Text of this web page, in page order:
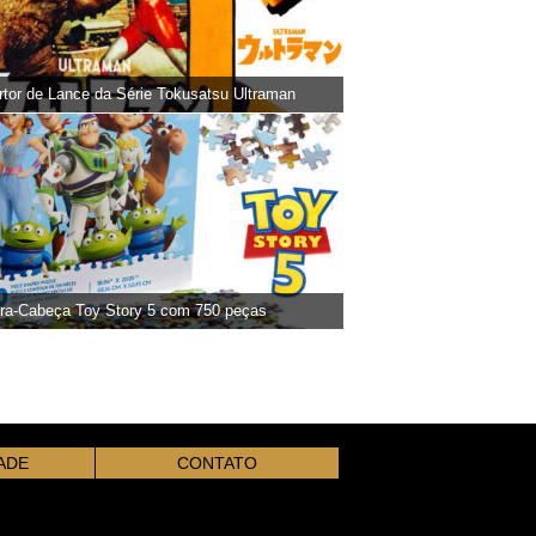
de Lance da Série Tokusatsu Ultraman
Cabeça Toy Story 5 com 750 peças
CONTATO